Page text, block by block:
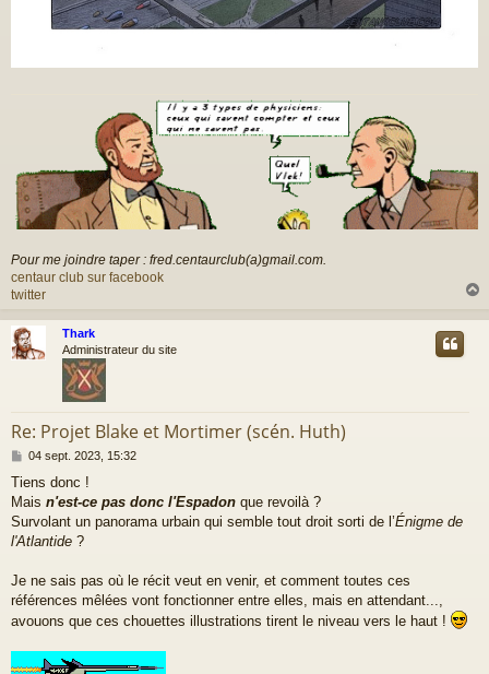
Pour me joindre taper : fred.centaurclub(a)gmail.com.
centaur club sur facebook
twitter
u
Thark
Administrateur du site
Re: Projet Blake et Mortimer (scén. Huth)
M
s
s
a
g
04 sept. 2023, 15:32
Tiens donc !
Mais n'est-ce pas donc l'Espadon que revoilà ?
Survolant un panorama urbain qui semble tout droit sorti de l’Énigme de
l'Atlantide ?
Je ne sais pas où le récit veut en venir, et comment toutes ces
références mêlées vont fonctionner entre elles, mais en attendant...,
avouons que ces chouettes illustrations tirent le niveau vers le haut !